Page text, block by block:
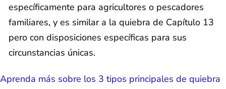
específicamente para agricultores o pescadores
familiares, y es similar a la quiebra de Capítulo 13
pero con disposiciones específicas para sus
circunstancias únicas.
Aprenda más sobre los 3 tipos principales de quiebra